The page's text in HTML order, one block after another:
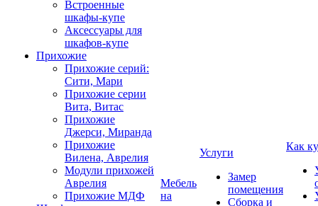
Встроенные
шкафы-купе
Аксессуары для
шкафов-купе
Прихожие
Прихожие серий:
Сити, Мари
Прихожие серии
Вита, Витас
Прихожие
Джерси, Миранда
Прихожие
Вилена, Аврелия
Модули прихожей
Аврелия
Прихожие МДФ
Мебель
на
Услуги
Замер
помещения
Сборка и
Как